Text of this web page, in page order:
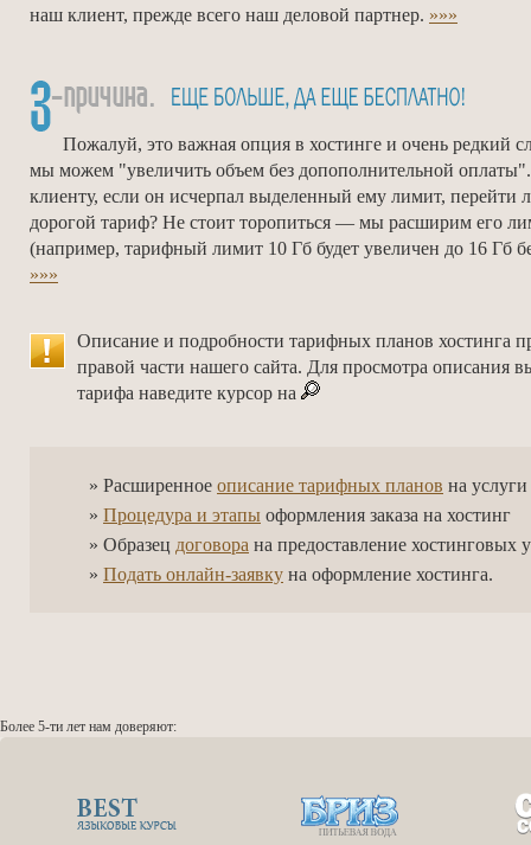
наш клиент, прежде всего наш деловой партнер. »»»
Пожалуй, это важная опция в хостинге и очень редкий
мы можем "увеличить объем без допополнительной оплаты".
клиенту, если он исчерпал выделенный ему лимит, перейти
дорогой тариф? Не стоит торопиться — мы расширим его
(например, тарифный лимит 10 Гб будет увеличен до 16 Гб
»»»
Описание и подробности тарифных планов хостинга
правой части нашего сайта. Для просмотра описания
тарифа наведите курсор на
» Расширенное описание тарифных планов на
» Процедура и этапы оформления заказа на хостинг
» Образец договора на предоставление хостинговых
» Подать онлайн-заявку на оформление хостинга.
Более 5-ти лет нам доверяют: